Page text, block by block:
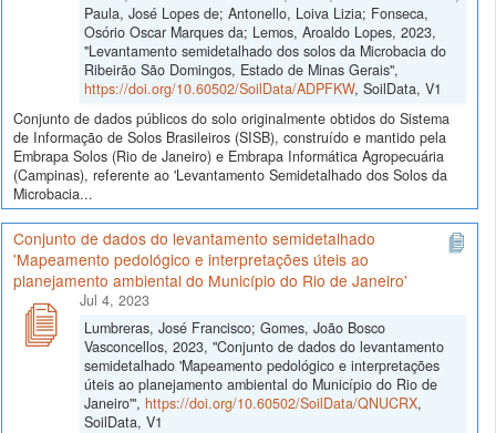
Paula, José Lopes de; Antonello, Loiva Lizia; Fonseca,
Osório Oscar Marques da; Lemos, Aroaldo Lopes, 2023,
"Levantamento semidetalhado dos solos da Microbacia do
Ribeirão São Domingos, Estado de Minas Gerais",
https://doi.org/10.60502/SoilData/ADPFKW, SoilData, V1
Conjunto de dados públicos do solo originalmente obtidos do Sistema
de Informação de Solos Brasileiros (SISB), construído e mantido pela
Embrapa Solos (Rio de Janeiro) e Embrapa Informática Agropecuária
(Campinas), referente ao 'Levantamento Semidetalhado dos Solos da
Microbacia...
Conjunto de dados do levantamento semidetalhado
'Mapeamento pedológico e interpretações úteis ao
planejamento ambiental do Município do Rio de Janeiro'
Jul 4, 2023
Lumbreras, José Francisco; Gomes, João Bosco
Vasconcellos, 2023, "Conjunto de dados do levantamento
semidetalhado 'Mapeamento pedológico e interpretações
úteis ao planejamento ambiental do Município do Rio de
Janeiro'", https://doi.org/10.60502/SoilData/QNUCRX,
SoilData, V1